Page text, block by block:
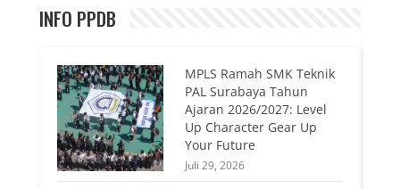
INFO PPDB
MPLS Ramah SMK Teknik
PAL Surabaya Tahun
Ajaran 2026/2027: Level
Up Character Gear Up
Your Future
Juli 29, 2026